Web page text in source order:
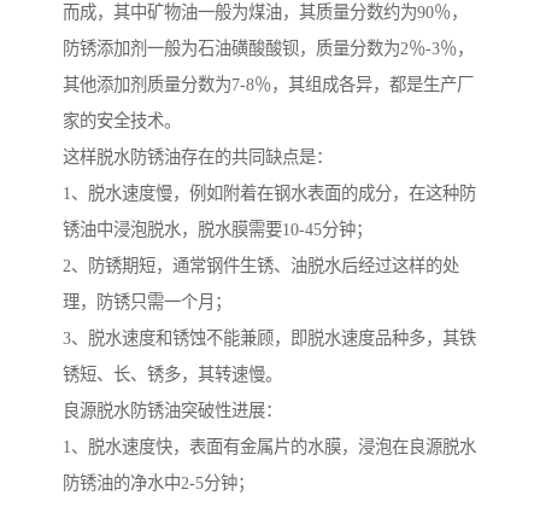
而成，其中矿物油一般为煤油，其质量分数约为90％，
防锈添加剂一般为石油磺酸酸钡，质量分数为2％-3％，
其他添加剂质量分数为7-8％，其组成各异，都是生产厂
家的安全技术。
这样脱水防锈油存在的共同缺点是：
1、脱水速度慢，例如附着在钢水表面的成分，在这种防
锈油中浸泡脱水，脱水膜需要10-45分钟；
2、防锈期短，通常钢件生锈、油脱水后经过这样的处
理，防锈只需一个月；
3、脱水速度和锈蚀不能兼顾，即脱水速度品种多，其铁
锈短、长、锈多，其转速慢。
良源脱水防锈油突破性进展：
1、脱水速度快，表面有金属片的水膜，浸泡在良源脱水
防锈油的净水中2-5分钟；